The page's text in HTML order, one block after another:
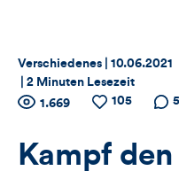
Thema:
Verschiedenes | Datum:
10.06.2021
2 Minuten Lesezeit
Zähler
für
Anzahl
1.669
Anzahl
105 5
Kampf